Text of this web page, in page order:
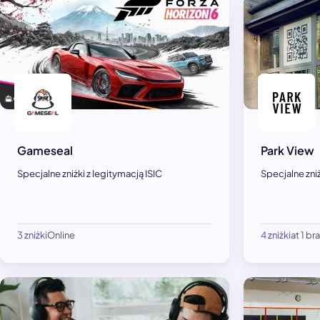
Gameseal
Specjalne zniżki z legitymacją ISIC
3 zniżkiOnline
Park View
Specjalne
4 zniżkiat 1